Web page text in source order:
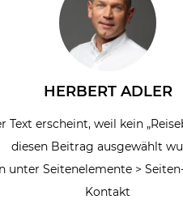
HERBERT ADLER
Text erscheint, weil kein
diesen Beitrag ausgewählt
unter Seitenelemente >
Kontakt